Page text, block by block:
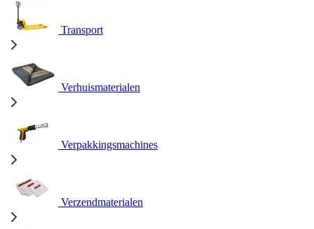
Transport
Verhuismaterialen
Verpakkingsmachines
Verzendmaterialen